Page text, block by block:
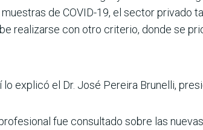
muestras de COVID-19, el sector privado
realizarse con otro criterio, donde se
lo explicó el Dr. José Pereira Brunelli,
fue consultado sobre las